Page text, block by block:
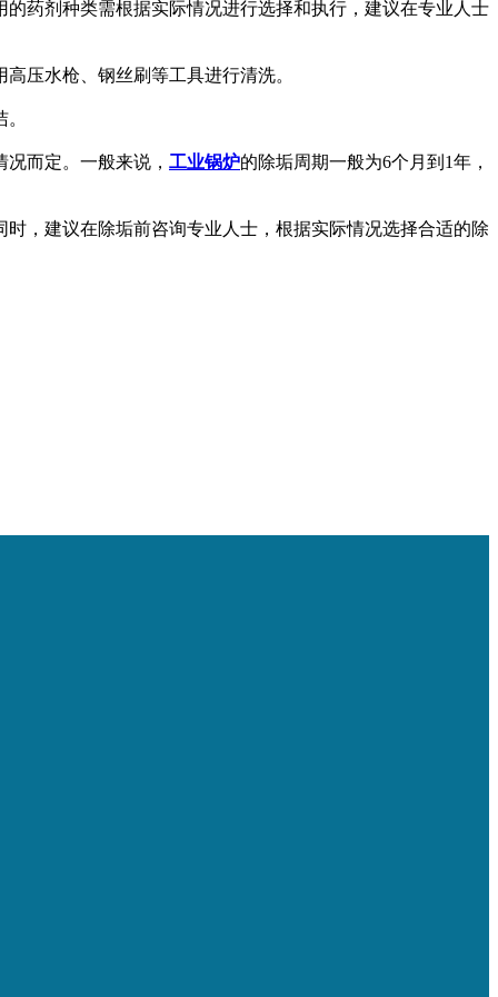
药剂种类需根据实际情况进行选择和执行，建议在专业人士
压水枪、钢丝刷等工具进行清洗。
而定。一般来说， 工业锅炉的除垢周期一般为6个月到1年，
，建议在除垢前咨询专业人士，根据实际情况选择合适的除